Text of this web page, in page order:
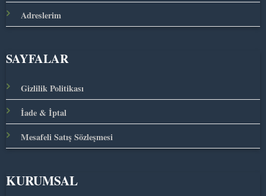
Adreslerim
SAYFALAR
Gizlilik Politikası
İade & İptal
Mesafeli Satış Sözleşmesi
KURUMSAL